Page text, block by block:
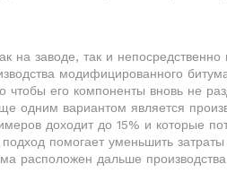
заводе, так и непосредственно
модифицированного
чтобы его компоненты вновь не
одним вариантом является
доходит до 15% и которые
помогает уменьшить
расположен дальше производства